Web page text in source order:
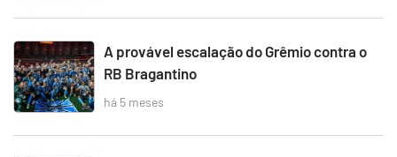
A provável escalação do Grêmio contra o
RB Bragantino
há 5 meses